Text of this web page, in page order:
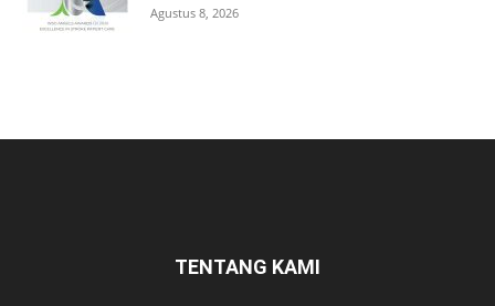
Agustus 8, 2026
TENTANG KAMI